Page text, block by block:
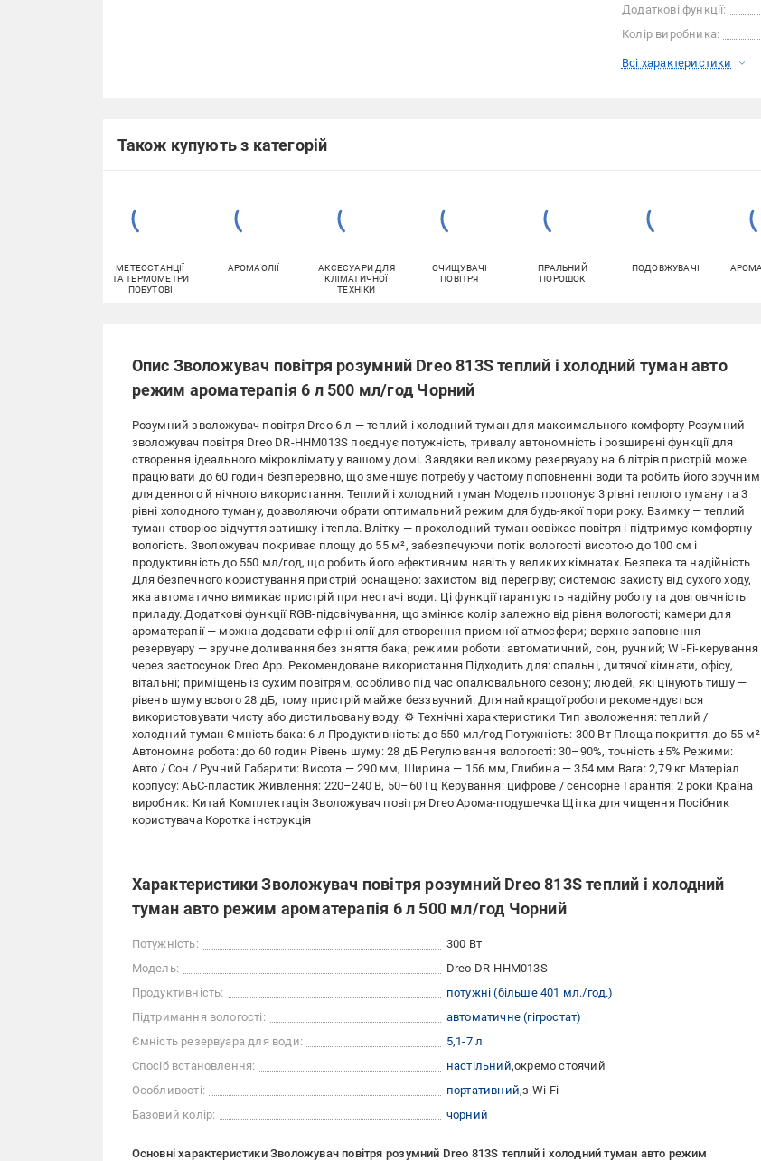
Додаткові функції:
Колір виробника:
Всі характеристики
Також купують з категорій
МЕТЕОСТАНЦІЇ
ТА ТЕРМОМЕТРИ
ПОБУТОВІ
АРОМАОЛІЇ
АКСЕСУАРИ ДЛЯ
КЛІМАТИЧНОЇ
ТЕХНІКИ
ОЧИЩУВАЧІ
ПОВІТРЯ
ПРАЛЬНИЙ
ПОРОШОК
ПОДОВЖУВАЧІ
Опис Зволожувач повітря розумний Dreo 813S теплий і холодний туман авто
режим ароматерапія 6 л 500 мл/год Чорний
Розумний зволожувач повітря Dreo 6 л — теплий і холодний туман для максимального комфорту Розумний
зволожувач повітря Dreo DR-HHM013S поєднує потужність, тривалу автономність і розширені функції для
створення ідеального мікроклімату у вашому домі. Завдяки великому резервуару на 6 літрів пристрій може
працювати до 60 годин безперервно, що зменшує потребу у частому поповненні води та робить його зручним
для денного й нічного використання. Теплий і холодний туман Модель пропонує 3 рівні теплого туману та 3
рівні холодного туману, дозволяючи обрати оптимальний режим для будь-якої пори року. Взимку — теплий
туман створює відчуття затишку і тепла. Влітку — прохолодний туман освіжає повітря і підтримує комфортну
вологість. Зволожувач покриває площу до 55 м², забезпечуючи потік вологості висотою до 100 см і
продуктивність до 550 мл/год, що робить його ефективним навіть у великих кімнатах. Безпека та надійність
Для безпечного користування пристрій оснащено: захистом від перегріву; системою захисту від сухого ходу,
яка автоматично вимикає пристрій при нестачі води. Ці функції гарантують надійну роботу та довговічність
приладу. Додаткові функції RGB-підсвічування, що змінює колір залежно від рівня вологості; камери для
ароматерапії — можна додавати ефірні олії для створення приємної атмосфери; верхнє заповнення
резервуару — зручне доливання без зняття бака; режими роботи: автоматичний, сон, ручний; Wi-Fi-керування
через застосунок Dreo App. Рекомендоване використання Підходить для: спальні, дитячої кімнати, офісу,
вітальні; приміщень із сухим повітрям, особливо під час опалювального сезону; людей, які цінують тишу —
рівень шуму всього 28 дБ, тому пристрій майже беззвучний. Для найкращої роботи рекомендується
використовувати чисту або дистильовану воду. ⚙ Технічні характеристики Тип зволоження: теплий /
холодний туман Ємність бака: 6 л Продуктивність: до 550 мл/год Потужність: 300 Вт Площа покриття: до 55 м²
Автономна робота: до 60 годин Рівень шуму: 28 дБ Регулювання вологості: 30–90%, точність ±5% Режими:
Авто / Сон / Ручний Габарити: Висота — 290 мм, Ширина — 156 мм, Глибина — 354 мм Вага: 2,79 кг Матеріал
корпусу: АБС-пластик Живлення: 220–240 В, 50–60 Гц Керування: цифрове / сенсорне Гарантія: 2 роки Країна
виробник: Китай Комплектація Зволожувач повітря Dreo Арома-подушечка Щітка для чищення Посібник
користувача Коротка інструкція
Характеристики Зволожувач повітря розумний Dreo 813S теплий і холодний
туман авто режим ароматерапія 6 л 500 мл/год Чорний
Потужність:
300 Вт
Модель:
Dreo DR-HHM013S
Продуктивність:
потужні (більше 401 мл./год.)
Підтримання вологості:
автоматичне (гігростат)
Ємність резервуара для води:
5,1-7 л
Спосіб встановлення:
настільний окремо стоячий
Особливості:
портативний з Wi-Fi
Базовий колір:
чорний
Основні характеристики Зволожувач повітря розумний Dreo 813S теплий і холодний туман авто режим